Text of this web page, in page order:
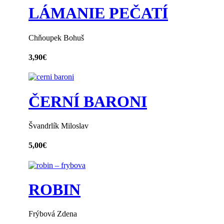
LÁMANIE PEČATÍ
Chňoupek Bohuš
3,90€
ČERNÍ BARONI
Švandrlík Miloslav
5,00€
ROBIN
Frýbová Zdena